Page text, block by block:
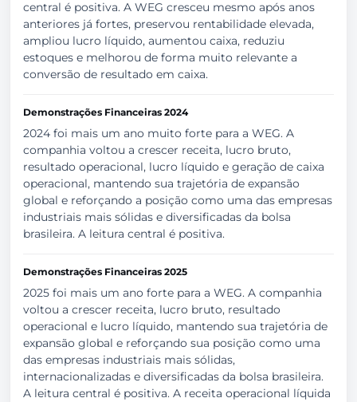
central é positiva. A WEG cresceu mesmo após anos
anteriores já fortes, preservou rentabilidade elevada,
ampliou lucro líquido, aumentou caixa, reduziu
estoques e melhorou de forma muito relevante a
conversão de resultado em caixa.
Demonstrações Financeiras 2024
2024 foi mais um ano muito forte para a WEG. A
companhia voltou a crescer receita, lucro bruto,
resultado operacional, lucro líquido e geração de caixa
operacional, mantendo sua trajetória de expansão
global e reforçando a posição como uma das empresas
industriais mais sólidas e diversificadas da bolsa
brasileira. A leitura central é positiva.
Demonstrações Financeiras 2025
2025 foi mais um ano forte para a WEG. A companhia
voltou a crescer receita, lucro bruto, resultado
operacional e lucro líquido, mantendo sua trajetória de
expansão global e reforçando sua posição como uma
das empresas industriais mais sólidas,
internacionalizadas e diversificadas da bolsa brasileira.
A leitura central é positiva. A receita operacional líquida